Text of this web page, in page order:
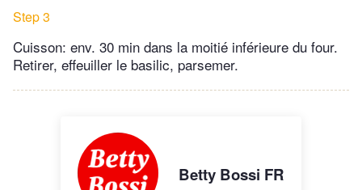
Step 3
Cuisson: env. 30 min dans la moitié inférieure du four.
Retirer, effeuiller le basilic, parsemer.
Betty Bossi FR